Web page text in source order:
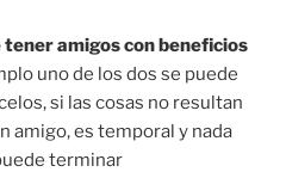
amigos con beneficios
uno de los dos se puede
si las cosas no resultan
amigo, es temporal y nada
terminar